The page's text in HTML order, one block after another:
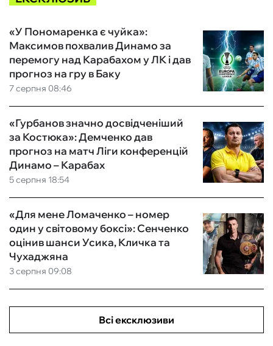
7 серпня 08:46
«У Пономаренка є чуйка»:
Максимов похвалив Динамо за
перемогу над Карабахом у ЛК і дав
прогноз на гру в Баку
5 серпня 18:54
«Гурбанов значно досвідченіший
за Костюка»: Демченко дав
прогноз на матч Ліги конференцій
Динамо – Карабах
3 серпня 09:08
«Для мене Ломаченко – номер
один у світовому боксі»: Сенченко
оцінив шанси Усика, Кличка та
Чухаджяна
Всі ексклюзиви